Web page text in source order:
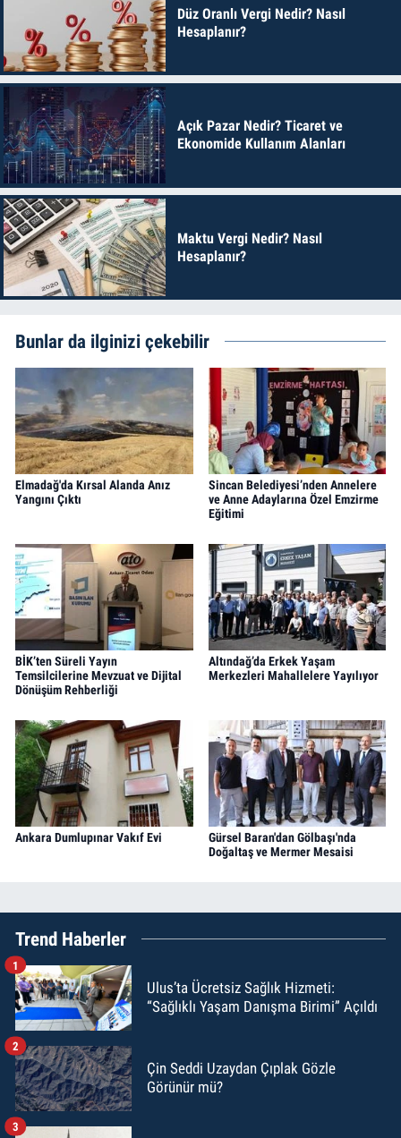
Düz Oranlı Vergi Nedir? Nasıl
Hesaplanır?
Açık Pazar Nedir? Ticaret ve
Ekonomide Kullanım Alanları
Maktu Vergi Nedir? Nasıl
Hesaplanır?
Bunlar da ilginizi çekebilir
Elmadağ'da Kırsal Alanda Anız
Yangını Çıktı
Sincan Belediyesi’nden Annelere
ve Anne Adaylarına Özel Emzirme
Eğitimi
BİK’ten Süreli Yayın
Temsilcilerine Mevzuat ve Dijital
Dönüşüm Rehberliği
Altındağ’da Erkek Yaşam
Merkezleri Mahallelere Yayılıyor
Ankara Dumlupınar Vakıf Evi
Gürsel Baran'dan Gölbaşı'nda
Doğaltaş ve Mermer Mesaisi
Trend Haberler
Ulus’ta Ücretsiz Sağlık Hizmeti:
“Sağlıklı Yaşam Danışma Birimi” Açıldı
1
Çin Seddi Uzaydan Çıplak Gözle
Görünür mü?
2
3